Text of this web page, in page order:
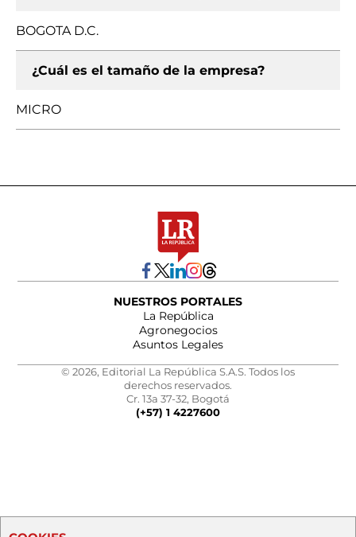
BOGOTA D.C.
¿Cuál es el tamaño de la empresa?
MICRO
NUESTROS PORTALES
La República
Agronegocios
Asuntos Legales
© 2026, Editorial La República S.A.S. Todos los
derechos reservados.
Cr. 13a 37-32, Bogotá
(+57) 1 4227600